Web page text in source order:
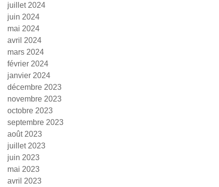
juillet 2024
juin 2024
mai 2024
avril 2024
mars 2024
février 2024
janvier 2024
décembre 2023
novembre 2023
octobre 2023
septembre 2023
août 2023
juillet 2023
juin 2023
mai 2023
avril 2023